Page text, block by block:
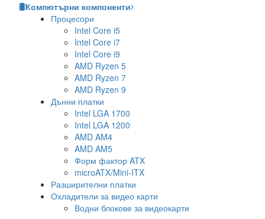
Компютърни компоненти
Процесори
Intel Core i5
Intel Core i7
Intel Core i9
AMD Ryzen 5
AMD Ryzen 7
AMD Ryzen 9
Дънни платки
Intel LGA 1700
Intel LGA 1200
AMD AM4
AMD AM5
Форм фактор ATX
microATX/Mini-ITX
Разширителни платки
Охладители за видео карти
Водни блокове за видеокарти